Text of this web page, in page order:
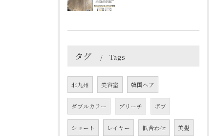
タグ Tags
北九州 美容室 韓国ヘア
ダブルカラー ブリーチ ボブ
ショート レイヤー 似合わせ 美髪